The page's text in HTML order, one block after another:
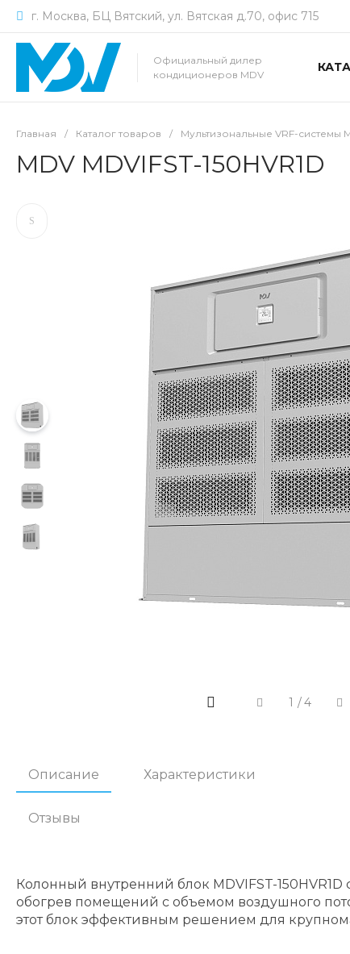
г. Москва, БЦ Вятский, ул. Вятская д.70, офис 715
Официальный дилер
кондиционеров MDV
Главная / Каталог товаров / Мультизональные VRF-системы
MDV MDVIFST-150HVR1D
1 /4
Описание Характеристики
Отзывы
Колонный внутренний блок MDVIFST-
обогрев помещений с объемом воздушного
этот блок эффективным решением для